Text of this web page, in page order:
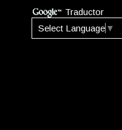
Traductor
Select Language ▼